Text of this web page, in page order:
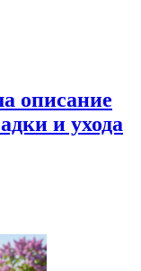
описание
и ухода